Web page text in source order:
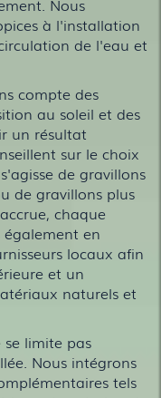
Nous
à l'installation
de l'eau et
compte des
au soleil et des
un résultat
sur le choix
de gravillons
de gravillons plus
chaque
en
locaux afin
et un
naturels et
limite pas
Nous intégrons
tels